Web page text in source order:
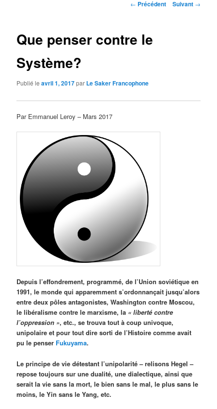
Navigation
← Précédent Suivant →
Que penser contre le
Système?
Publié leavril 1, 2017par Le Saker Francophone
Par Emmanuel Leroy – Mars 2017
Depuis l’effondrement, programmé, de l’Union soviétique en
1991, le monde qui apparemment s’ordonnançait jusqu’alors
entre deux pôles antagonistes, Washington contre Moscou,
le libéralisme contre le marxisme, la « liberté contre
l’oppression », etc., se trouva tout à coup univoque,
unipolaire et pour tout dire sorti de l’Histoire comme avait
pu le penser Fukuyama.
Le principe de vie détestant l’unipolarité – relisons Hegel –
repose toujours sur une dualité, une dialectique, ainsi que
serait la vie sans la mort, le bien sans le mal, le plus sans le
moins, le Yin sans le Yang, etc.